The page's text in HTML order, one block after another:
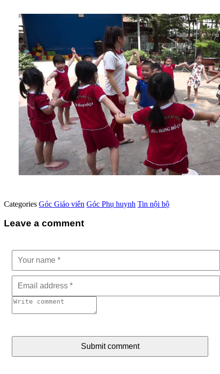
Categories Góc Giáo viên Góc Phụ huynh Tin nội bộ
Leave a comment
Submit comment